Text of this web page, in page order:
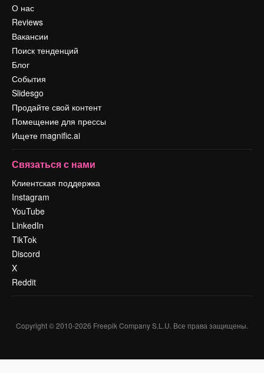
О нас
Reviews
Вакансии
Поиск тенденций
Блог
События
Slidesgo
Продайте свой контент
Помещение для прессы
Ищете magnific.ai
Связаться с нами
Клиентская поддержка
Instagram
YouTube
LinkedIn
TikTok
Discord
X
Reddit
Copyright © 2010-2026 Freepik Company S.L.U. Все права защищены.